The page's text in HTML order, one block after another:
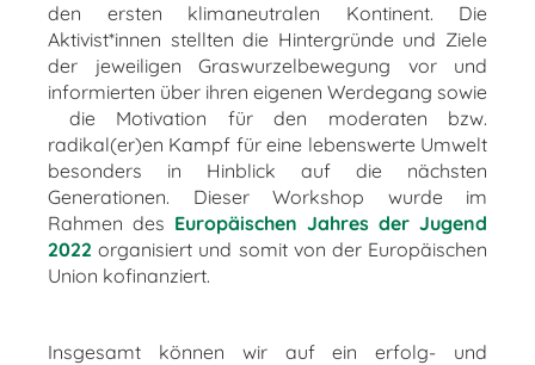
den ersten klimaneutralen Kontinent. Die
Aktivist*innen stellten die Hintergründe und Ziele
der jeweiligen Graswurzelbewegung vor und
informierten über ihren eigenen Werdegang sowie
die Motivation für den moderaten bzw.
radikal(er)en Kampf für eine lebenswerte Umwelt
besonders in Hinblick auf die nächsten
Generationen. Dieser Workshop wurde im
Rahmen des Europäischen Jahres der Jugend
2022 organisiert und somit von der Europäischen
Union kofinanziert.
Insgesamt können wir auf ein erfolg- und